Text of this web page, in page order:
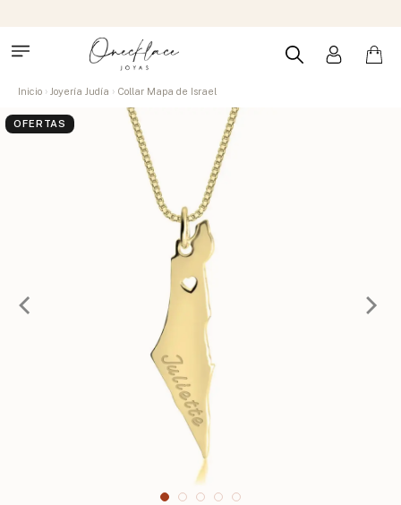
Inicio Joyería Judía Collar Mapa de Israel
OFERTAS